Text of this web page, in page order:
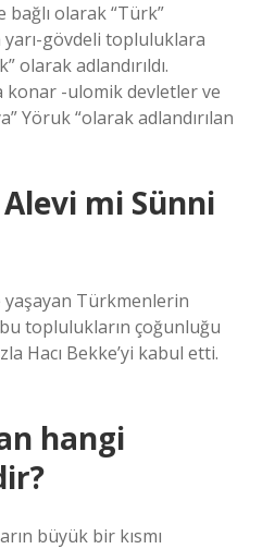
olarak “Türk”
gövdeli topluluklara
olarak adlandırıldı.
konar -ulomik devletler ve
Yöruk “olarak adlandırılan
mi Sünni
Türkmenlerin
toplulukların çoğunluğu
Hacı Bekke’yi kabul etti.
hangi
büyük bir kısmı